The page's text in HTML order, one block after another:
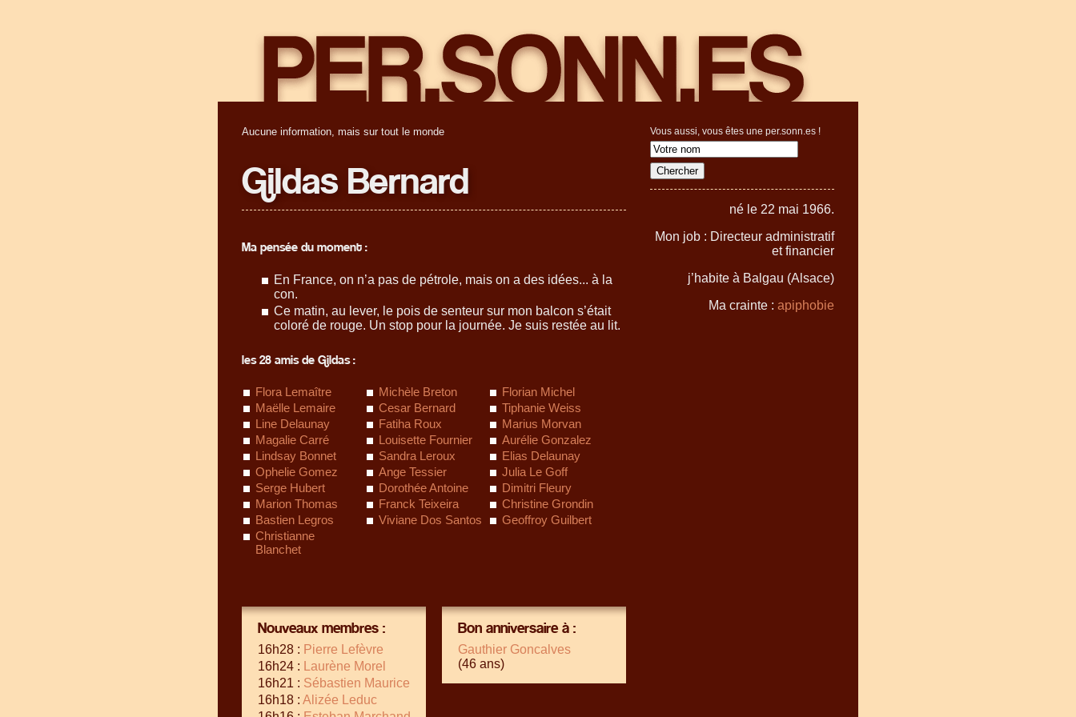
Aucune information, mais sur tout le monde
Gildas Bernard
Vous aussi, vous êtes une per.sonn.es !
né le 22 mai 1966.
Mon job : Directeur administratif
et financier
j’habite à Balgau (Alsace)
Ma crainte : apiphobie
Ma pensée du moment :
En France, on n’a pas de pétrole, mais on a des idées... à la
con.
Ce matin, au lever, le pois de senteur sur mon balcon s’était
coloré de rouge. Un stop pour la journée. Je suis restée au lit.
les 28 amis de Gildas :
Flora Lemaître Michèle Breton
Florian Michel
Maëlle Lemaire
Cesar Bernard
Tiphanie Weiss
Line Delaunay
Fatiha Roux
Marius Morvan
Magalie Carré
Louisette Fournier
Aurélie Gonzalez
Lindsay Bonnet
Sandra Leroux
Elias Delaunay
Ophelie Gomez
Ange Tessier
Julia Le Goff
Serge Hubert
Dorothée Antoine
Dimitri Fleury
Marion Thomas
Franck Teixeira
Christine Grondin
Bastien Legros
Viviane Dos Santos
Geoffroy Guilbert
Christianne
Blanchet
Nouveaux membres :
16h28 : Pierre Lefèvre
16h24 :
Laurène Morel
16h21 : Sébastien Maurice
16h18 : Alizée Leduc
Bon anniversaire à :
Gauthier Goncalves
(46 ans)